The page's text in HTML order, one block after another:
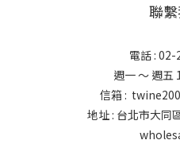
聯
電話 :
週一 ～ 週五
信箱 :
地址 : 台北市大同